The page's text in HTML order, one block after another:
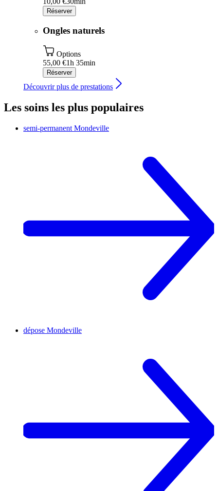
Réserver
Ongles naturels
Options
55,00 €1h 35min
Réserver
Découvrir plus de prestations
Les soins les plus populaires
semi-permanent Mondeville
dépose Mondeville